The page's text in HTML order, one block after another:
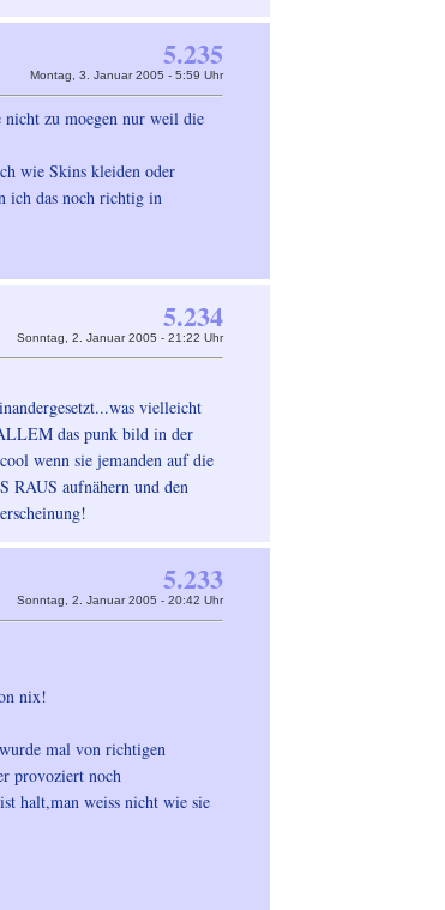
5.235
Montag, 3. Januar 2005 - 5:59 Uhr
nicht zu moegen nur weil die
wie Skins kleiden oder
ich das noch richtig in
5.234
Sonntag, 2. Januar 2005 - 21:22 Uhr
vielleicht
das punk bild in der
wenn sie jemanden auf die
RAUS aufnähern und den
5.233
Sonntag, 2. Januar 2005 - 20:42 Uhr
nix!
mal von richtigen
provoziert noch
halt,man weiss nicht wie sie